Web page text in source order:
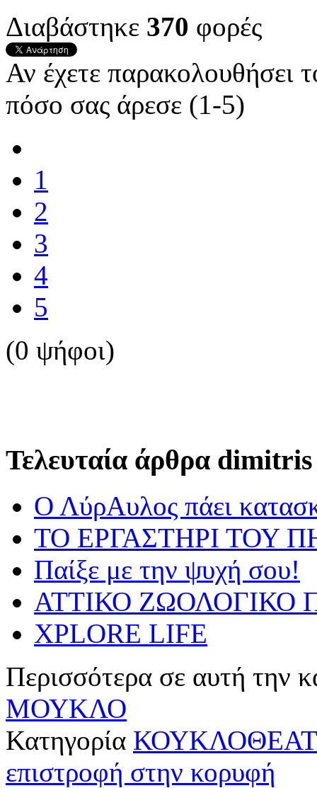
Διαβάστηκε 370 φορές
Αν έχετε παρακολουθήσει
πόσο σας άρεσε (1-5)
1
2
3
4
5
(0 ψήφοι)
Τελευταία άρθρα dimitris
Ο ΛύρΑυλος πάει
ΤΟ ΕΡΓΑΣΤΗΡΙ ΤΟΥ
Παίξε με την ψυχή σου!
ΑΤΤΙΚΟ ΖΩΟΛΟΓΙΚΟ
XPLORE LIFE
Περισσότερα σε αυτή την
ΜΟΥΚΛΟ
Κατηγορία
επιστροφή στην κορυφή